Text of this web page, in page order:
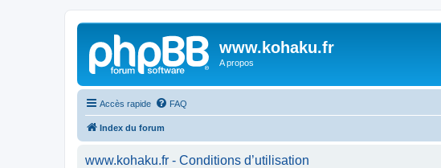
www.kohaku.fr
A propos
Accès rapide FAQ
Index du forum
www.kohaku.fr - Conditions d’utilisation